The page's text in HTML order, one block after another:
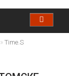
Time.S